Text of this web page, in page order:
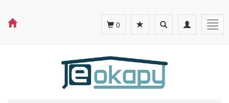
Toggle
navigation
Toggle
search
0